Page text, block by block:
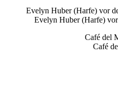
Evelyn Huber (Harfe)
Café